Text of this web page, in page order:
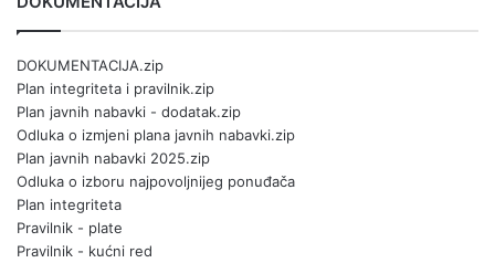
DOKUMENTACIJA.zip
Plan integriteta i pravilnik.zip
Plan javnih nabavki - dodatak.zip
Odluka o izmjeni plana javnih nabavki.zip
Plan javnih nabavki 2025.zip
Odluka o izboru najpovoljnijeg ponuđača
Plan integriteta
Pravilnik - plate
Pravilnik - kućni red